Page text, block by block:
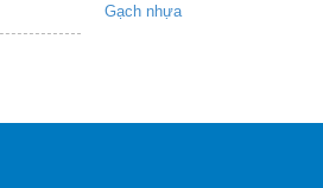
Gạch nhựa